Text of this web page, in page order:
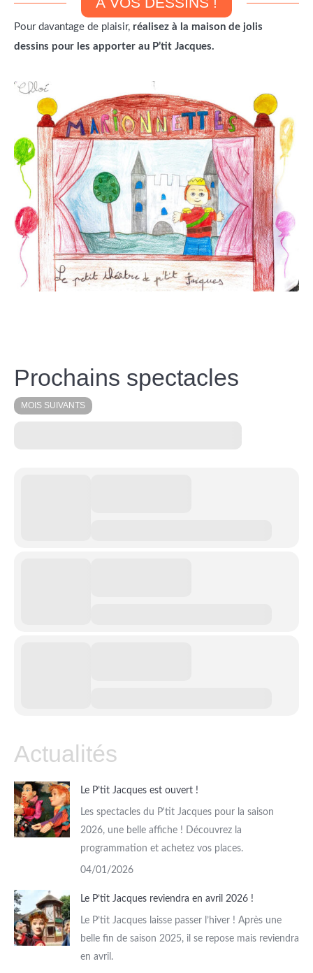
Pour davantage de plaisir, réalisez à la maison de jolis
dessins pour les apporter au P’tit Jacques.
Prochains spectacles
MOIS SUIVANTS
Actualités
Le P’tit Jacques est ouvert !
Les spectacles du P'tit Jacques pour la saison
2026, une belle affiche ! Découvrez la
programmation et achetez vos places.
04/01/2026
Le P’tit Jacques reviendra en avril 2026 !
Le P’tit Jacques laisse passer l’hiver ! Après une
belle fin de saison 2025, il se repose mais reviendra
en avril.